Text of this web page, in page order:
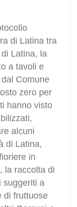
di Latina tra
Latina, la
a tavoli e
Comune
zero per
hanno visto
alcuni
di Latina,
in
la raccolta di
suggeriti a
di fruttuose